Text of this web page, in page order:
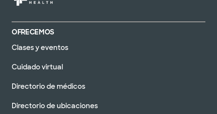
OFRECEMOS
Clases y eventos
Cuidado virtual
Directorio de médicos
Directorio de ubicaciones